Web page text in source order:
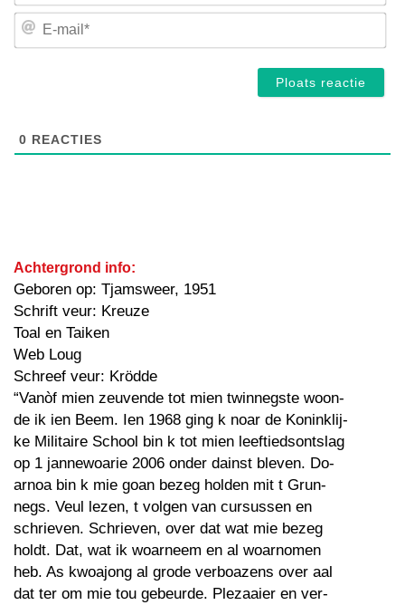
E-
0 REACTIES
Achtergrond info:
Geboren op: Tjamsweer, 1951
Schrift veur: Kreuze
Toal en Taiken
Web Loug
Schreef veur: Krödde
“Vanòf mien zeuvende tot mien twinnegste woon-
de ik ien Beem. Ien 1968 ging k noar de Koninklij-
ke Militaire School bin k tot mien leeftiedsontslag
op 1 jannewoarie 2006 onder dainst bleven. Do-
arnoa bin k mie goan bezeg holden mit t Grun-
negs. Veul lezen, t volgen van cursussen en
schrieven. Schrieven, over dat wat mie bezeg
holdt. Dat, wat ik woarneem en al woarnomen
heb. As kwoajong al grode verboazens over aal
dat ter om mie tou gebeurde. Plezaaier en ver-